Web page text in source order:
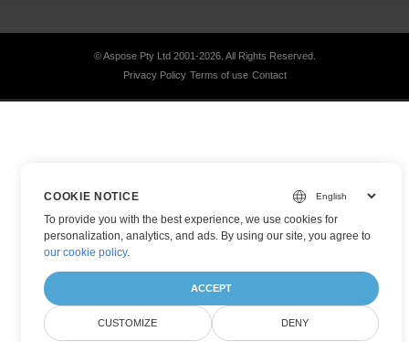
© Aspose Pty Ltd 2001-2026. All Rights Reserved.
Privacy Policy Terms of use Contact
COOKIE NOTICE
To provide you with the best experience, we use cookies for
personalization, analytics, and ads. By using our site, you agree to
our cookie policy.
ACCEPT
CUSTOMIZE DENY